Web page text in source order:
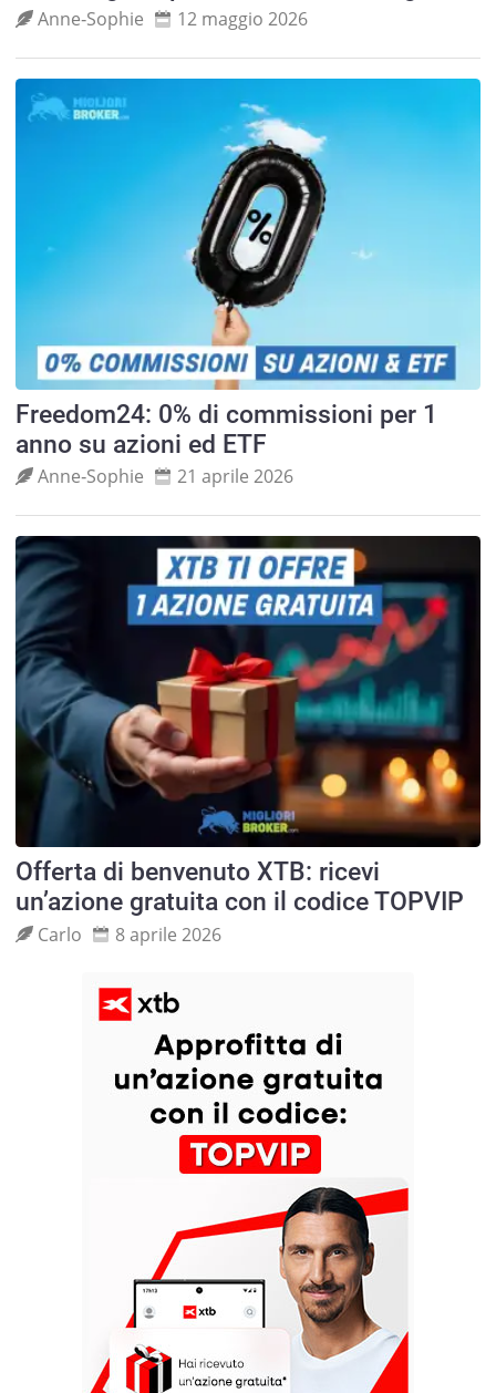
Anne‑Sophie 12 maggio 2026
Freedom24: 0% di commissioni per 1
anno su azioni ed ETF
Anne‑Sophie 21 aprile 2026
Offerta di benvenuto XTB: ricevi
un’azione gratuita con il codice TOPVIP
Carlo 8 aprile 2026